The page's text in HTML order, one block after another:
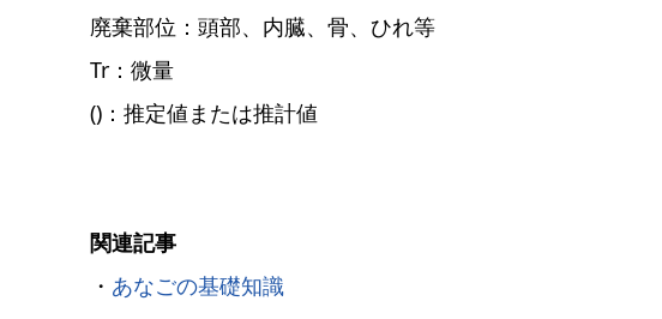
廃棄部位：頭部、内臓、骨、ひれ等
Tr：微量
()：推定値または推計値
関連記事
・ あなごの基礎知識